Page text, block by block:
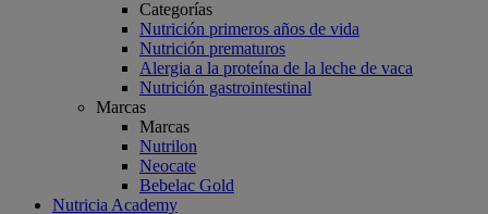
Categorías
Nutrición primeros años de vida
Nutrición prematuros
Alergia a la proteína de la leche de vaca
Nutrición gastrointestinal
Marcas
Marcas
Nutrilon
Neocate
Bebelac Gold
Nutricia Academy